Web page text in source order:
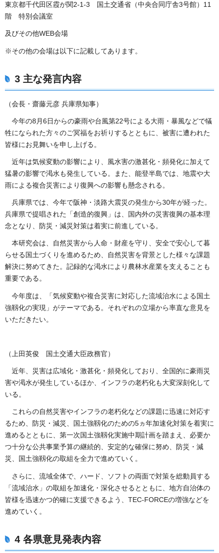
東京都千代田区霞が関2-1-3 国土交通省（中央合同庁舎3号館）11
階 特別会議室
及びその他WEB会場
※その他の会場は以下に記載してあります。
3 主な発言内容
（会長・齋藤元彦 兵庫県知事）
今年の8月6日からの豪雨や台風第22号による大雨・暴風などで犠
牲になられた方々のご冥福をお祈りするとともに、被害に遭われた
皆様にお見舞いを申し上げる。
近年は気候変動の影響により、風水害の激甚化・頻発化に加えて
猛暑の影響で渇水も発生している。また、能登半島では、地震や大
雨による複合災害により復興への影響も懸念される。
兵庫県では、今年で阪神・淡路大震災の発生から30年が経った。
兵庫県で提唱された「創造的復興」は、国内外の災害復興の基本理
念となり、防災・減災対策は着実に前進している。
本研究会は、自然災害から人命・財産を守り、安全で安心して暮
らせる国土づくりを進めるため、自然災害を背景とした様々な課題
解決に努めてきた。記録的な渇水により農林水産業を支えることも
重要である。
今年度は、「気候変動や複合災害に対応した流域治水による国土
強靱化の実現」がテーマである。それぞれの立場から率直な意見を
いただきたい。
（上田英俊 国土交通大臣政務官）
近年、災害は広域化・激甚化・頻発化しており、全国的に豪雨災
害や渇水が発生しているほか、インフラの老朽化も大変深刻化して
いる。
これらの自然災害やインフラの老朽化などの課題に迅速に対応す
るため、防災・減災、国土強靱化のための5ヵ年加速化対策を着実に
進めるとともに、第一次国土強靱化実施中期計画を踏まえ、必要か
つ十分な公共事業予算の継続的、安定的な確保に努め、防災・減
災、国土強靱化の取組を全力で進めていく。
さらに、流域全体で、ハード、ソフトの両面で対策を総動員する
「流域治水」の取組を加速化・深化させるとともに、地方自治体の
皆様を迅速かつ的確に支援できるよう、TEC-FORCEの増強などを
進めていく。
4 各県意見発表内容